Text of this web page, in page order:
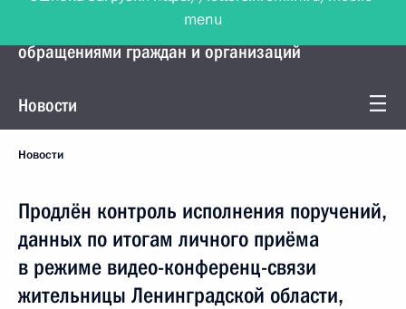
Управление Президента по работе с
обращениями граждан и организаций
Новости
Новости
Продлён контроль исполнения поручений,
данных по итогам личного приёма
в режиме видео-конференц-связи
жительницы Ленинградской области,
menu